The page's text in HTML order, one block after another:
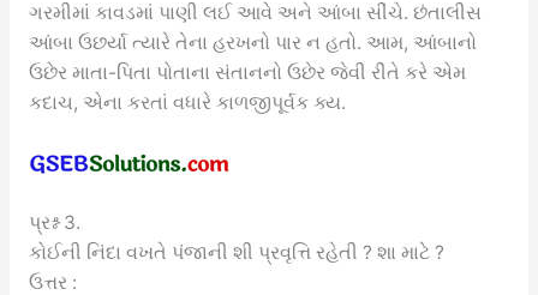
ગરમીમાં કાવડમાં પાણી લઈ આવે અને આંબા સીંચે. છંતાલીસ
આંબા ઉછર્યા ત્યારે તેના હરખનો પાર ન હતો. આમ, આંબાનો
ઉછેર માતા-પિતા પોતાના સંતાનનો ઉછેર જેવી રીતે કરે એમ
કદાચ, એના કરતાં વધારે કાળજીપૂર્વક ક્ય.
પ્રશ્ન 3.
કોઈની નિંદા વખતે પંજાની શી પ્રવૃત્તિ રહેતી ? શા માટે ?
ઉત્તર :